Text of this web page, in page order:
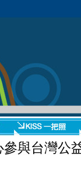
與台灣公